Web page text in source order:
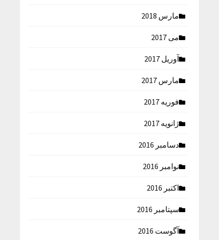
مارس 2018
می 2017
آوریل 2017
مارس 2017
فوریه 2017
ژانویه 2017
دسامبر 2016
نوامبر 2016
اکتبر 2016
سپتامبر 2016
آگوست 2016